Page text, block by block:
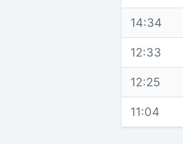
14:34
12:33
12:25
11:04